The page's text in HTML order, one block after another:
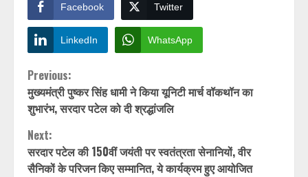
Facebook Twitter
LinkedIn WhatsApp
Continue
Reading
Previous:
मुख्यमंत्री पुष्कर सिंह धामी ने किया यूनिटी मार्च वॉकथॉन का
शुभारंभ, सरदार पटेल को दी श्रद्धांजलि
Next:
सरदार पटेल की 150वीं जयंती पर स्वतंत्रता सेनानियों, वीर
सैनिकों के परिजन किए सम्मानित, ये कार्यक्रम हुए आयोजित